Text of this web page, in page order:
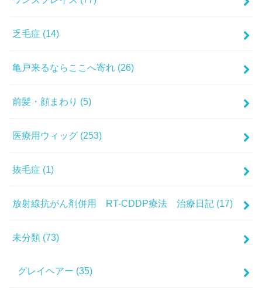
乏毛症 (14)
亀戸来るならここへ寄れ (26)
前髪・顔まわり (5)
医療用ウィッグ (253)
抜毛症 (1)
放射線抗がん剤併用 RT-CDDP療法 治療日記 (17)
未分類 (73)
グレイヘアー (35)